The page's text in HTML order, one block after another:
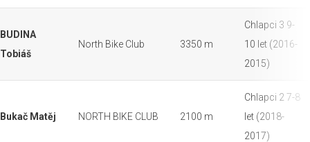
BUDINA
Tobiáš
North Bike Club 3350 m
Chlapci 3 9-
10 let (2016-
2015)
Bukač Matěj NORTH BIKE CLUB 2100 m
Chlapci 2 7-8
let (2018-
2017)